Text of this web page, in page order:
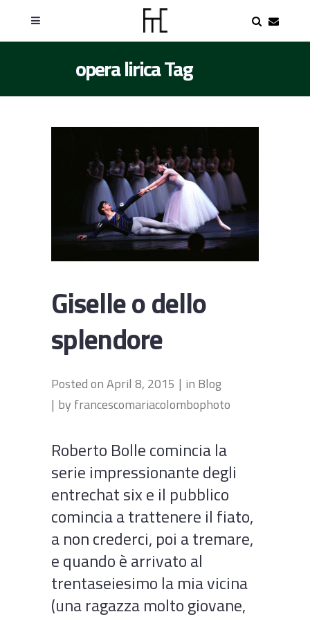
opera lirica Tag
Giselle o dello
splendore
Posted onApril 8, 2015 in Blog
by francescomariacolombophoto
Roberto Bolle comincia la
serie impressionante degli
entrechat six e il pubblico
comincia a trattenere il fiato,
a non crederci, poi a tremare,
e quando è arrivato al
trentaseiesimo la mia vicina
(una ragazza molto giovane,